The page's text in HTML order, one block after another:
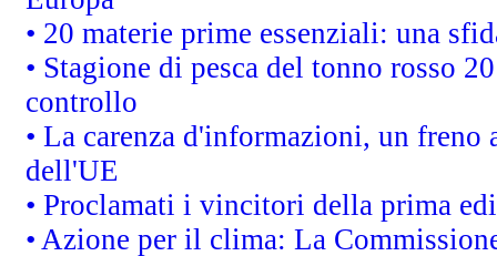
• 20 materie prime essenziali: una
• Stagione di pesca del tonno rosso
controllo
• La carenza d'informazioni, un
dell'UE
• Proclamati i vincitori della prima
• Azione per il clima: La